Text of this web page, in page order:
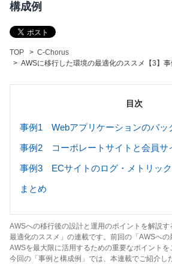
構成例
TOP
C-Chorus
AWSに移行した環境の最適化のススメ【3】事
目次
事例1 Webアプリケーションのバッ
事例2 コーポレートサイトと会員サ
事例3 ECサイトのログ・メトリッ
まとめ
AWSへの移行後の設計と運用のポイントを解説
最適化のススメ」の連載です。前回の「AWSへの
AWSを最大限に活用するための重要なポイントを
今回の「事例と構成例」では、本連載でご紹介し